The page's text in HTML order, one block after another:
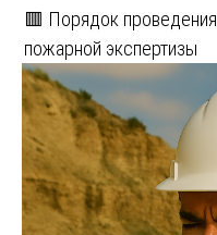
🟥 Порядок проведения
пожарной экспертизы